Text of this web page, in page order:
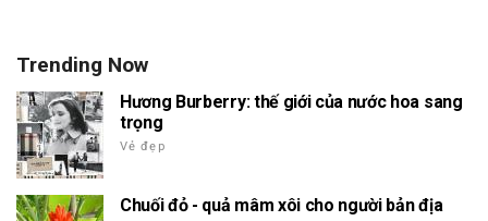
Trending Now
Hương Burberry: thế giới của nước hoa sang
trọng
Vẻ đẹp
Chuối đỏ - quả mâm xôi cho người bản địa